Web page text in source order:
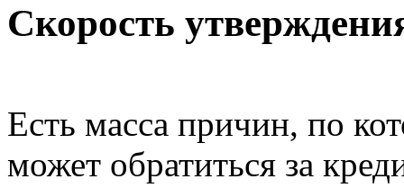
Скорость
Есть масса причин, по
может обратиться за